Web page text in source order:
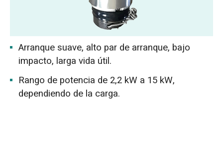
Arranque suave, alto par de arranque, bajo
impacto, larga vida útil.
Rango de potencia de 2,2 kW a 15 kW,
dependiendo de la carga.